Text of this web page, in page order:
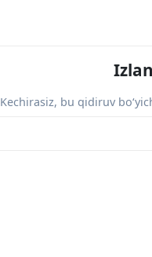
Kechirasiz, bu qidiruv